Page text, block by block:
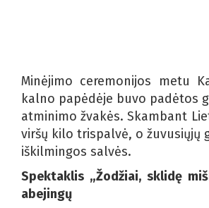
Minėjimo ceremonijos metu
kalno papėdėje buvo padėtos
atminimo žvakės. Skambant
viršų kilo trispalvė, o žuvusiųjų
iškilmingos salvės.
Spektaklis „Žodžiai, sklidę
abejingų